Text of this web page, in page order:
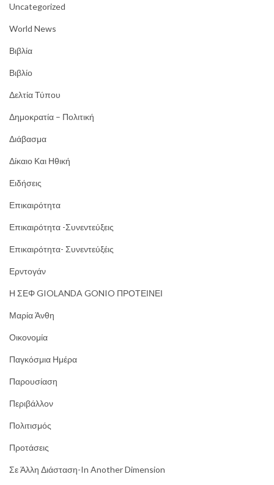
Uncategorized
World News
Βιβλία
Βιβλίο
Δελτία Τύπου
Δημοκρατία – Πολιτική
Διάβασμα
Δίκαιο Και Ηθική
Ειδήσεις
Επικαιρότητα
Επικαιρότητα -Συνεντεύξεις
Επικαιρότητα- Συνεντεύξέις
Ερντογάν
Η ΣΕΦ GIOLANDA GONIO ΠΡΟΤΕΙΝΕΙ
Μαρία Άνθη
Οικονομία
Παγκόσμια Ημέρα
Παρουσίαση
Περιβάλλον
Πολιτισμός
Προτάσεις
Σε Άλλη Διάσταση-In Another Dimension